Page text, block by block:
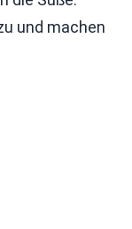
und machen